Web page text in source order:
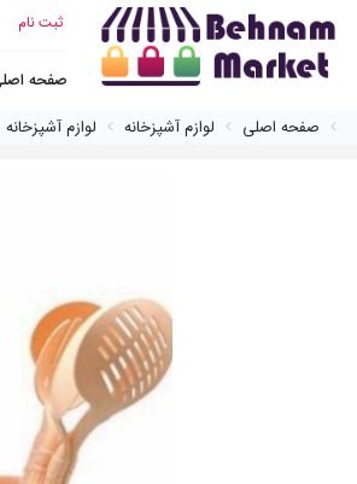
ثبت نام
صفحه
صفحه اصلی
لوازم آشپزخانه لوازم